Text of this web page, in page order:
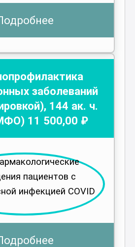
заболеваний
, 144 ак. ч.
11 500,00 ₽